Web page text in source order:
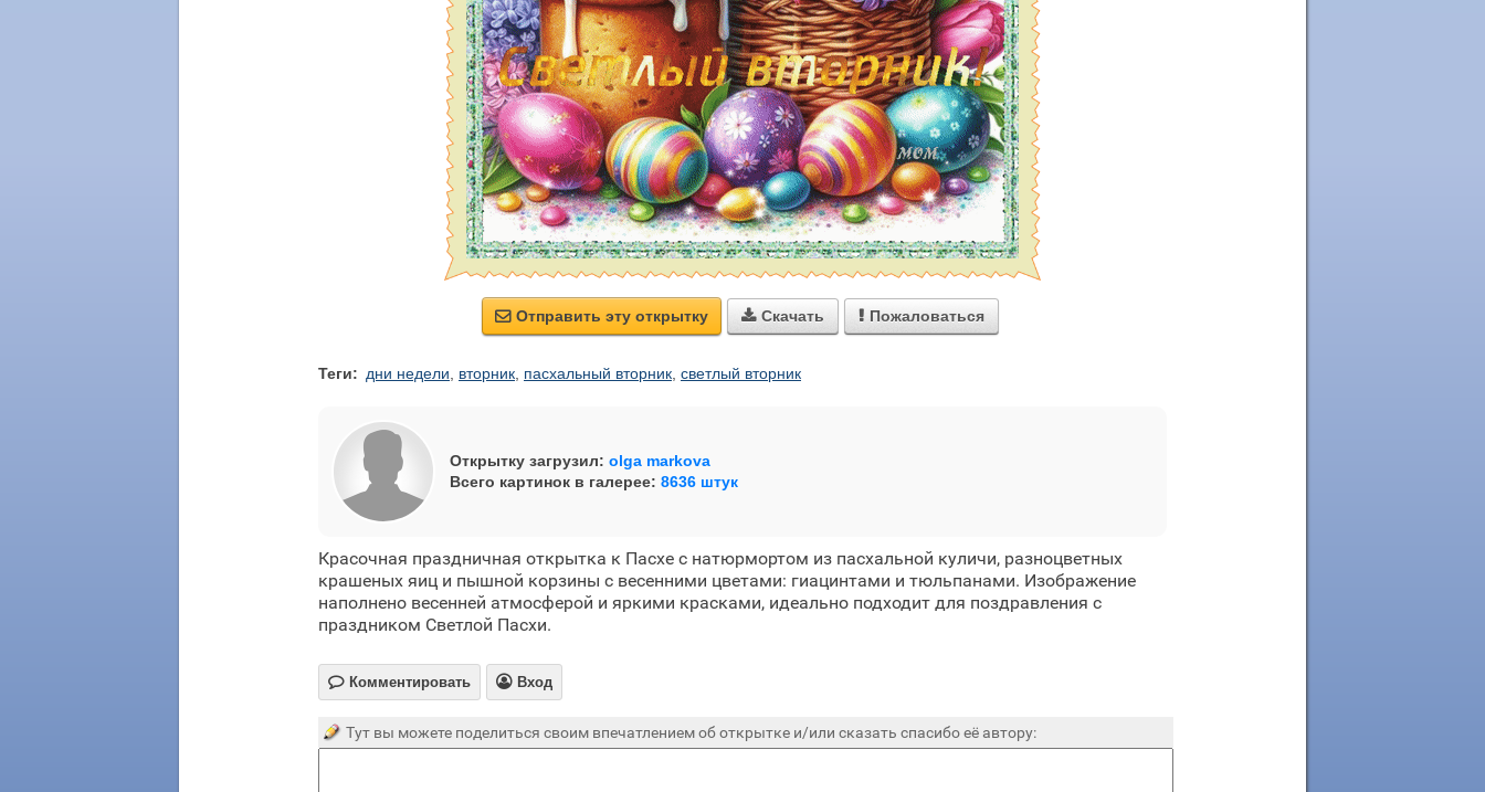
 Отправить эту открытку  Скачать  Пожаловаться
Теги: дни недели вторник пасхальный вторник светлый вторник
Открытку загрузил: olga markova
Всего картинок в галерее: 8636 штук
Красочная праздничная открытка к Пасхе с натюрмортом из пасхальной куличи, разноцветных
крашеных яиц и пышной корзины с весенними цветами: гиацинтами и тюльпанами. Изображение
наполнено весенней атмосферой и яркими красками, идеально подходит для поздравления с
праздником Светлой Пасхи.
 Комментировать  Вход
Тут вы можете поделиться своим впечатлением об открытке и/или сказать спасибо её автору: